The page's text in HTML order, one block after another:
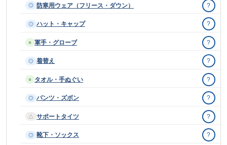
◎ 防寒用ウェア（フリース・ダウン） ?
◎ ハット・キャップ ?
○ 軍手・グローブ ?
◎ 着替え ?
○ タオル・手ぬぐい ?
◎ パンツ・ズボン ?
△ サポートタイツ ?
◎ 靴下・ソックス ?